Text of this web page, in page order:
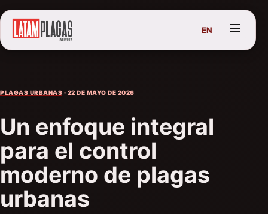
EN
PLAGAS URBANAS · 22 DE MAYO DE 2026
Un enfoque integral
para el control
moderno de plagas
urbanas